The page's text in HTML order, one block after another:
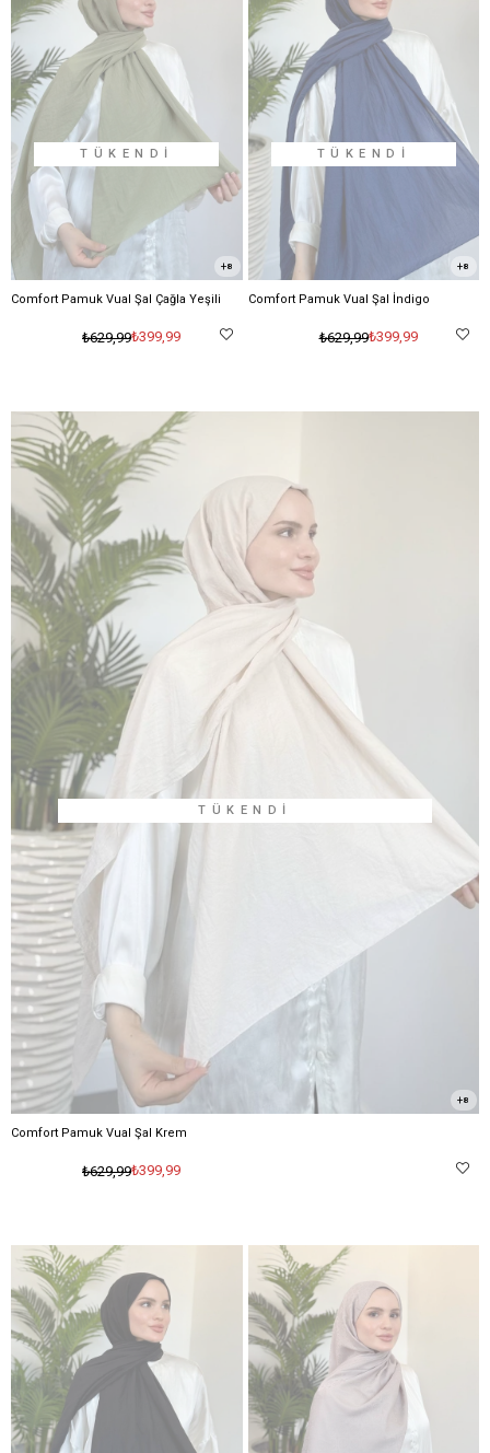
TÜKENDI
Comfort Pamuk Vual Şal Çağla Yeşili
₺399,99
₺629,99
8
TÜKENDI
Comfort Pamuk Vual Şal İndigo
₺399,99
₺629,99
8
TÜKENDI
Comfort Pamuk Vual Şal Krem
₺399,99
₺629,99
8